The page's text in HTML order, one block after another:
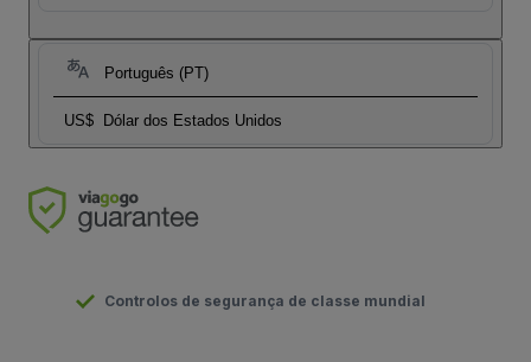
Português (PT)
US$ Dólar dos Estados Unidos
Controlos de segurança de classe mundial